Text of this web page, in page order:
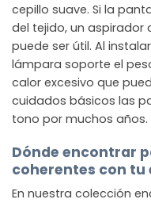
cepillo suave. Si la
del tejido, un aspirador
puede ser útil. Al
lámpara soporte el
calor excesivo que
cuidados básicos las
tono por muchos años.
Dónde encontrar
coherentes con tu
En nuestra colección